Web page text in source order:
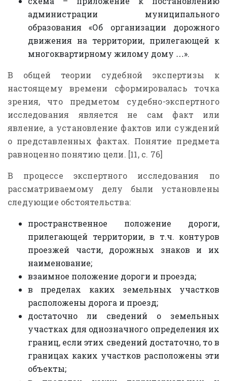
администрации муниципального
образования «Об организации дорожного
движения на территории, прилегающей к
многоквартирному жилому дому …».
В общей теории судебной экспертизы к
настоящему времени сформировалась точка
зрения, что предметом судебно-экспертного
исследования является не сам факт или
явление, а установление фактов или суждений
о представленных фактах. Понятие предмета
равноценно понятию цели. [11, с. 76]
В процессе экспертного исследования по
рассматриваемому делу были установлены
следующие обстоятельства:
пространственное положение дороги,
прилегающей территории, в т.ч. контуров
проезжей части, дорожных знаков и их
наименование;
взаимное положение дороги и проезда;
в пределах каких земельных участков
расположены дорога и проезд;
достаточно ли сведений о земельных
участках для однозначного определения их
границ, если этих сведений достаточно, то в
границах каких участков расположены эти
объекты;